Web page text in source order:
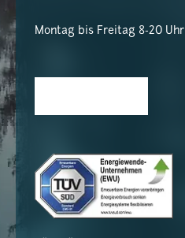
Montag bis Freitag 8-20 Uhr